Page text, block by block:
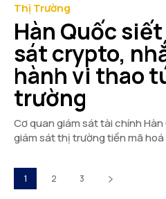
Thị Trường
Hàn Quốc
sát crypto,
hành vi thao
trường
Cơ quan giám sát tài chính
giám sát thị trường tiền mã
1 2 3